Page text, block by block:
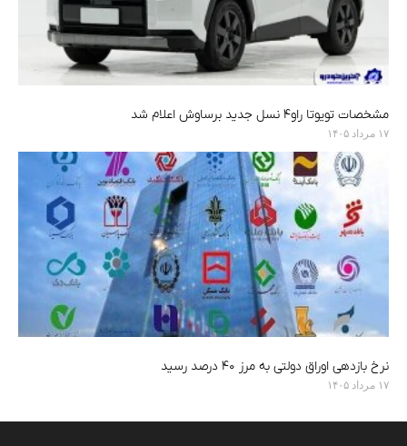
مشخصات تویوتا راو۴ نسل جدید برساوش اعلام شد
۱۷ مرداد ۱۴۰۵
نرخ بازدهی اوراق دولتی به مرز ۴۰ درصد رسید
۱۷ مرداد ۱۴۰۵